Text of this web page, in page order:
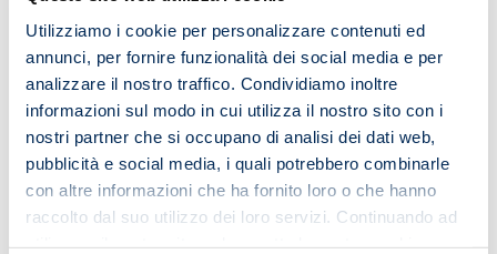
Utilizziamo i cookie per personalizzare contenuti ed
annunci, per fornire funzionalità dei social media e per
analizzare il nostro traffico. Condividiamo inoltre
informazioni sul modo in cui utilizza il nostro sito con i
nostri partner che si occupano di analisi dei dati web,
pubblicità e social media, i quali potrebbero combinarle
con altre informazioni che ha fornito loro o che hanno
raccolto dal suo utilizzo dei loro servizi. Continuando ad
particolarmente prestigiosa era quella degli Omeridi di
Chio, ispirata alla figura di Omero.
Dalla tradizione apprendiamo anche che vi erano
scuole di aedi che tramandavano di generazione in
generazione i propri canti; particolarmente famosa era
quella degli Omeridi, nell’isola di Chio, che si vantavano
di discendere dal grande Omero.
Allora ti è piaciuto questo viaggio nel tempo?